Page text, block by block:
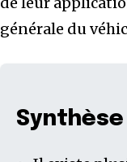
générale du
Synthèse